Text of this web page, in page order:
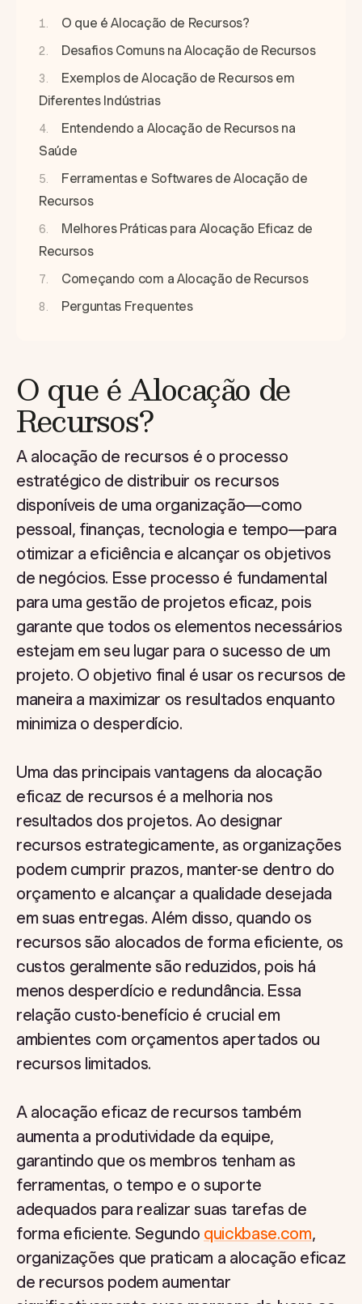
O que é Alocação de Recursos?
Desafios Comuns na Alocação de Recursos
Exemplos de Alocação de Recursos em
Diferentes Indústrias
Entendendo a Alocação de Recursos na
Saúde
Ferramentas e Softwares de Alocação de
Recursos
Melhores Práticas para Alocação Eficaz de
Recursos
Começando com a Alocação de Recursos
Perguntas Frequentes
O que é Alocação de
Recursos?
A alocação de recursos é o processo
estratégico de distribuir os recursos
disponíveis de uma organização—como
pessoal, finanças, tecnologia e tempo—para
otimizar a eficiência e alcançar os objetivos
de negócios. Esse processo é fundamental
para uma gestão de projetos eficaz, pois
garante que todos os elementos necessários
estejam em seu lugar para o sucesso de um
projeto. O objetivo final é usar os recursos de
maneira a maximizar os resultados enquanto
minimiza o desperdício.
Uma das principais vantagens da alocação
eficaz de recursos é a melhoria nos
resultados dos projetos. Ao designar
recursos estrategicamente, as organizações
podem cumprir prazos, manter-se dentro do
orçamento e alcançar a qualidade desejada
em suas entregas. Além disso, quando os
recursos são alocados de forma eficiente, os
custos geralmente são reduzidos, pois há
menos desperdício e redundância. Essa
relação custo-benefício é crucial em
ambientes com orçamentos apertados ou
recursos limitados.
A alocação eficaz de recursos também
aumenta a produtividade da equipe,
garantindo que os membros tenham as
ferramentas, o tempo e o suporte
adequados para realizar suas tarefas de
forma eficiente. Segundo quickbase.com,
organizações que praticam a alocação eficaz
de recursos podem aumentar